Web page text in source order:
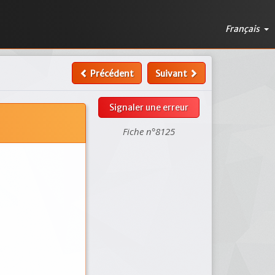
Français
Précédent Suivant
Signaler une erreur
Fiche n°8125